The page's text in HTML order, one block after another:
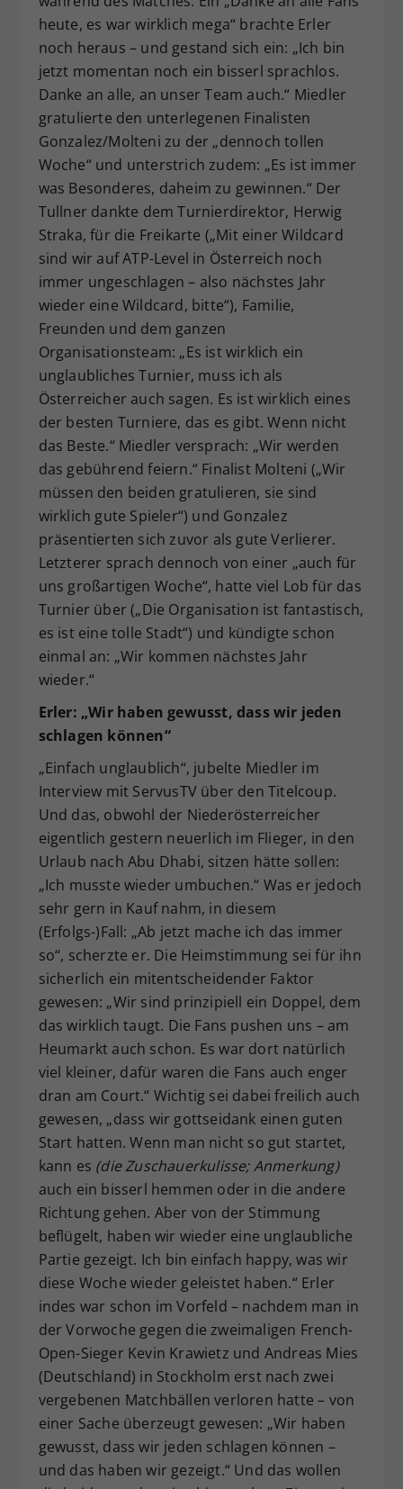
heute, es war wirklich mega“ brachte Erler
noch heraus – und gestand sich ein: „Ich bin
jetzt momentan noch ein bisserl sprachlos.
Danke an alle, an unser Team auch.“ Miedler
gratulierte den unterlegenen Finalisten
Gonzalez/Molteni zu der „dennoch tollen
Woche“ und unterstrich zudem: „Es ist immer
was Besonderes, daheim zu gewinnen.“ Der
Tullner dankte dem Turnierdirektor, Herwig
Straka, für die Freikarte („Mit einer Wildcard
sind wir auf ATP-Level in Österreich noch
immer ungeschlagen – also nächstes Jahr
wieder eine Wildcard, bitte“), Familie,
Freunden und dem ganzen
Organisationsteam: „Es ist wirklich ein
unglaubliches Turnier, muss ich als
Österreicher auch sagen. Es ist wirklich eines
der besten Turniere, das es gibt. Wenn nicht
das Beste.“ Miedler versprach: „Wir werden
das gebührend feiern.“ Finalist Molteni („Wir
müssen den beiden gratulieren, sie sind
wirklich gute Spieler“) und Gonzalez
präsentierten sich zuvor als gute Verlierer.
Letzterer sprach dennoch von einer „auch für
uns großartigen Woche“, hatte viel Lob für das
Turnier über („Die Organisation ist fantastisch,
es ist eine tolle Stadt“) und kündigte schon
einmal an: „Wir kommen nächstes Jahr
wieder.“
Erler: „Wir haben gewusst, dass wir jeden
schlagen können“
„Einfach unglaublich“, jubelte Miedler im
Interview mit ServusTV über den Titelcoup.
Und das, obwohl der Niederösterreicher
eigentlich gestern neuerlich im Flieger, in den
Urlaub nach Abu Dhabi, sitzen hätte sollen:
„Ich musste wieder umbuchen.“ Was er jedoch
sehr gern in Kauf nahm, in diesem
(Erfolgs-)Fall: „Ab jetzt mache ich das immer
so“, scherzte er. Die Heimstimmung sei für ihn
sicherlich ein mitentscheidender Faktor
gewesen: „Wir sind prinzipiell ein Doppel, dem
das wirklich taugt. Die Fans pushen uns – am
Heumarkt auch schon. Es war dort natürlich
viel kleiner, dafür waren die Fans auch enger
dran am Court.“ Wichtig sei dabei freilich auch
gewesen, „dass wir gottseidank einen guten
Start hatten. Wenn man nicht so gut startet,
kann es (die Zuschauerkulisse; Anmerkung)
auch ein bisserl hemmen oder in die andere
Richtung gehen. Aber von der Stimmung
beflügelt, haben wir wieder eine unglaubliche
Partie gezeigt. Ich bin einfach happy, was wir
diese Woche wieder geleistet haben.“ Erler
indes war schon im Vorfeld – nachdem man in
der Vorwoche gegen die zweimaligen French-
Open-Sieger Kevin Krawietz und Andreas Mies
(Deutschland) in Stockholm erst nach zwei
vergebenen Matchbällen verloren hatte – von
einer Sache überzeugt gewesen: „Wir haben
gewusst, dass wir jeden schlagen können –
und das haben wir gezeigt.“ Und das wollen